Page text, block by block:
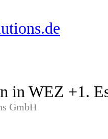
in WEZ +1.
GmbH